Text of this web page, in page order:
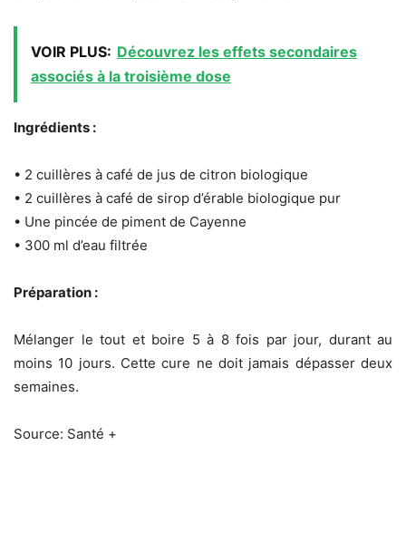
VOIR PLUS: Découvrez les effets secondaires
associés à la troisième dose
Ingrédients :
• 2 cuillères à café de jus de citron biologique
• 2 cuillères à café de sirop d’érable biologique pur
• Une pincée de piment de Cayenne
• 300 ml d’eau filtrée
Préparation :
Mélanger le tout et boire 5 à 8 fois par jour, durant au
moins 10 jours. Cette cure ne doit jamais dépasser deux
semaines.
Source: Santé +